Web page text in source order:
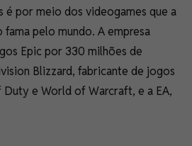
é por meio dos videogames que a
fama pelo mundo. A empresa
Epic por 330 milhões de
Blizzard, fabricante de jogos
e World of Warcraft, e a EA,